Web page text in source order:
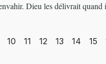
Dieu les délivrait
10 11 12 13 14 15